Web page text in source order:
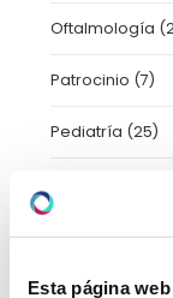
Esta página
Oftalmología
Patrocinio (7)
Pediatría (25)
Prensa y
Protocolos